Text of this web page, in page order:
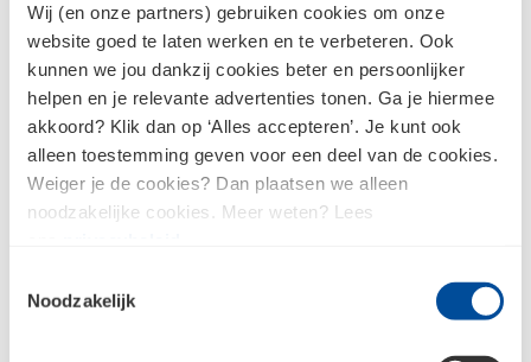
Wij (en onze partners) gebruiken cookies om onze
website goed te laten werken en te verbeteren. Ook
kunnen we jou dankzij cookies beter en persoonlijker
helpen en je relevante advertenties tonen. Ga je hiermee
akkoord? Klik dan op ‘Alles accepteren’. Je kunt ook
alleen toestemming geven voor een deel van de cookies.
Weiger je de cookies? Dan plaatsen we alleen
noodzakelijke cookies. Meer weten? Lees
Noodzakelijk
MBI Betontegel GF HK
grijs kamp 4,5 cm - 30x15